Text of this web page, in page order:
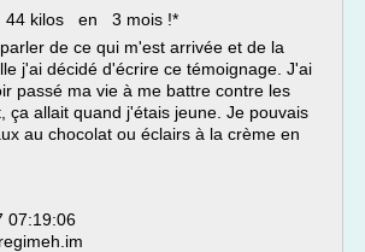
44 kilos en 3 mois !*
de ce qui m'est arrivée et de la
j'ai décidé d'écrire ce témoignage. J'ai
passé ma vie à me battre contre les
ça allait quand j'étais jeune. Je pouvais
au chocolat ou éclairs à la crème en
07:19:06